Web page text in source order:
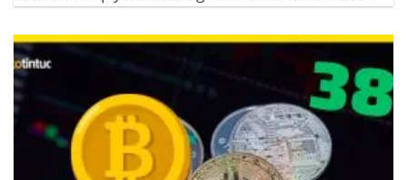
10/2025 để thu thập thêm ý kiến công...